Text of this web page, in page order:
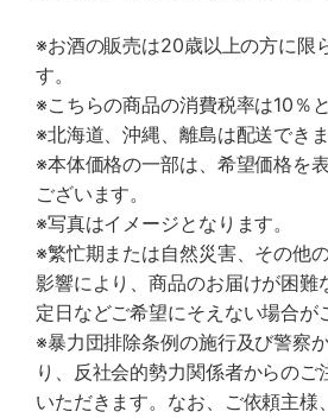
※お酒の販売は20歳以上の方に限
す。
※こちらの商品の消費税率は10％
※北海道、沖縄、離島は配送できま
※本体価格の一部は、希望価格を
ございます。
※写真はイメージとなります。
※繁忙期または自然災害、その他
影響により、商品のお届けが困難
定日などご希望にそえない場合が
※暴力団排除条例の施行及び警察
り、反社会的勢力関係者からのご
いただきます。なお、ご依頼主様